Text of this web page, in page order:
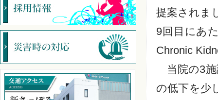
提案されま
9回目にあ
Chronic
当院の3施
の低下を少